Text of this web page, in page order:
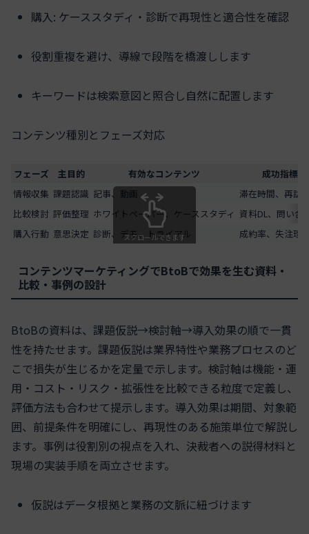
購入: ケーススタディ・診断で再現性と適合性を確認
役割重複を避け、導線で段階を橋渡しします
キーワードは検索意図と照合し自然に配置します
コンテンツ種別とフェーズ対応
フェーズ 主目的 有効なコンテンツ
成功指標の
情報収集 課題認識 記事、動画
滞在時間、再訪
比較検討 評価整理 ホワイトペーパー、ケーススタディ 資料DL、問い合
購入行動 意思決定 診断、デモ、トライアル 成約率、失注理
スクロールできます
コンテンツマーケティングでBtoBで効果を生む資料・
比較・事例の設計
BtoBの資料は、課題仮説→検討軸→導入効果の順で一貫
性を持たせます。課題仮説は業界特性や業務プロセスのど
こで損失が生じるかを定量で示します。検討軸は機能・運
用・コスト・リスク・拡張性を比較できる粒度で定義し、
評価方法も合わせて提示します。導入効果は期間、対象範
囲、前提条件を明確にし、再現性のある施策単位で解説し
ます。事例は役割別の視点を入れ、決裁者への説得材料と
現場の実装手順を両立させます。
仮説はデータ根拠と業務の文脈に紐づけます